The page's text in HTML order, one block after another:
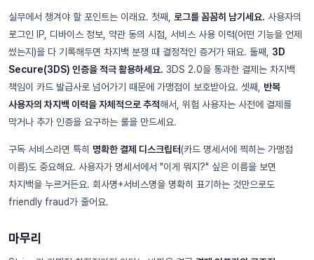
실무에서 챙겨야 할 포인트는 이래요. 첫째, 로그를 꼼꼼히 남기세요. 사용자의
로그인 IP, 디바이스 정보, 약관 동의 시점, 서비스 사용 이력(어떤 기능을 언제
썼는지)을 다 기록해두면 차지백 분쟁 때 결정적인 증거가 돼요. 둘째, 3D
Secure(3DS) 인증을 적극 활용하세요. 3DS 2.0을 통과한 결제는 차지백
책임이 카드 발급사로 넘어가기 때문에 가맹점이 보호받아요. 셋째, 반복
사용자의 차지백 이력을 자체적으로 추적해서, 위험 사용자는 사전에 결제를
막거나 추가 인증을 요구하는 룰을 만드세요.
구독 서비스라면 특히 명확한 결제 디스크립터(카드 명세서에 찍히는 가맹점
이름)도 중요해요. 사용자가 명세서에서 "이게 뭐지?" 싶은 이름을 보면
차지백을 누르거든요. 회사명+서비스명을 명확히 표기하는 것만으로도
friendly fraud가 줄어요.
마무리